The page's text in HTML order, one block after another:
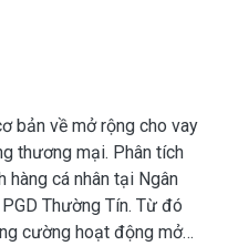
bản về mở rộng cho vay
thương mại. Phân tích
hàng cá nhân tại Ngân
Thường Tín. Từ đó
cường hoạt động mở